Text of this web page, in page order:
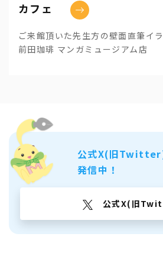
カフェ
ご来館頂いた先生方の壁面直筆イ
前田珈琲 マンガミュージアム店
公式X(旧
発信中！
公式X(旧